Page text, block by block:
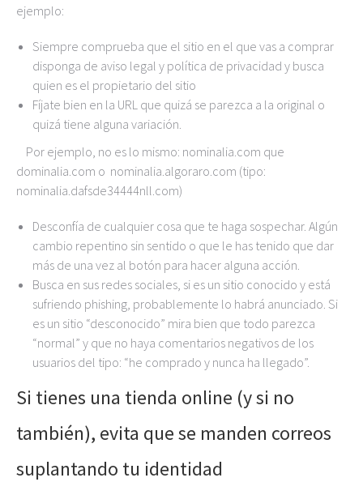
ejemplo:
Siempre comprueba que el sitio en el que vas a comprar
disponga de aviso legal y política de privacidad y busca
quien es el propietario del sitio
Fíjate bien en la URL que quizá se parezca a la original o
quizá tiene alguna variación.
Por ejemplo, no es lo mismo: nominalia.com que
dominalia.com o nominalia.algoraro.com (tipo:
nominalia.dafsde34444nll.com)
Desconfía de cualquier cosa que te haga sospechar. Algún
cambio repentino sin sentido o que le has tenido que dar
más de una vez al botón para hacer alguna acción.
Busca en sus redes sociales, si es un sitio conocido y está
sufriendo phishing, probablemente lo habrá anunciado. Si
es un sitio “desconocido” mira bien que todo parezca
“normal” y que no haya comentarios negativos de los
usuarios del tipo: “he comprado y nunca ha llegado”.
Si tienes una tienda online (y si no
también), evita que se manden correos
suplantando tu identidad